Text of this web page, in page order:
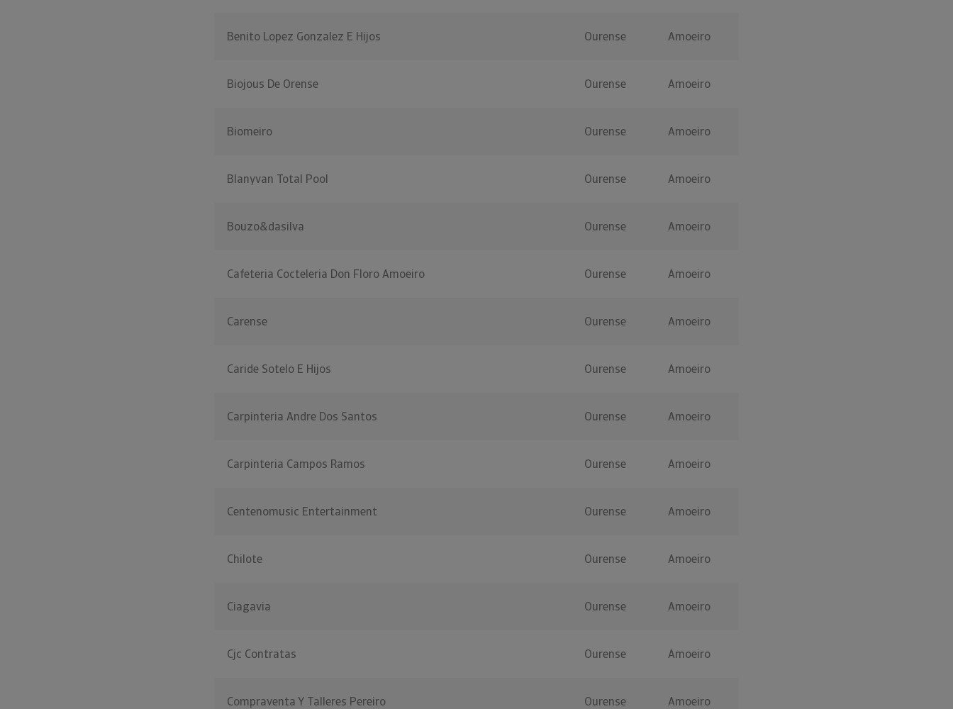
Benito Lopez Gonzalez E Hijos Ourense Amoeiro
Biojous De Orense Ourense Amoeiro
Biomeiro Ourense Amoeiro
Blanyvan Total Pool Ourense Amoeiro
Bouzo&dasilva Ourense Amoeiro
Cafeteria Cocteleria Don Floro Amoeiro Ourense Amoeiro
Carense Ourense Amoeiro
Caride Sotelo E Hijos Ourense Amoeiro
Carpinteria Andre Dos Santos Ourense Amoeiro
Carpinteria Campos Ramos Ourense Amoeiro
Centenomusic Entertainment Ourense Amoeiro
Chilote Ourense Amoeiro
Ciagavia Ourense Amoeiro
Cjc Contratas Ourense Amoeiro
Compraventa Y Talleres Pereiro Ourense Amoeiro